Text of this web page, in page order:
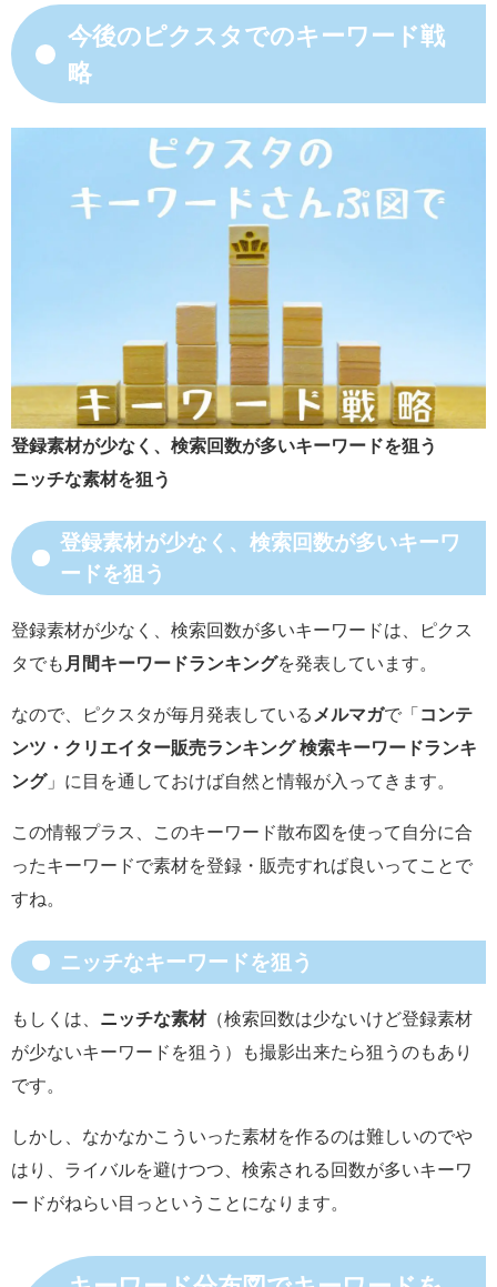
今後のピクスタでのキーワード戦
略
登録素材が少なく、検索回数が多いキーワードを狙う
ニッチな素材を狙う
登録素材が少なく、検索回数が多いキーワ
ードを狙う
登録素材が少なく、検索回数が多いキーワードは、ピクス
タでも 月間キーワードランキングを発表しています。
なので、ピクスタが毎月発表している メルマガで「 コンテ
ンツ・クリエイター販売ランキング 検索キーワードランキ
ング」に目を通しておけば自然と情報が入ってきます。
この情報プラス、このキーワード散布図を使って自分に合
ったキーワードで素材を登録・販売すれば良いってことで
すね。
ニッチなキーワードを狙う
もしくは、 ニッチな素材（検索回数は少ないけど登録素材
が少ないキーワードを狙う）も撮影出来たら狙うのもあり
です。
しかし、なかなかこういった素材を作るのは難しいのでや
はり、ライバルを避けつつ、検索される回数が多いキーワ
ードがねらい目っということになります。